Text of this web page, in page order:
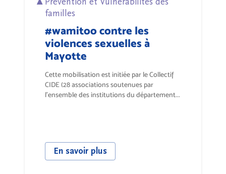
familles
#wamitoo contre les
violences sexuelles à
Mayotte
Cette mobilisation est initiée par le Collectif
CIDE (28 associations soutenues par
l'ensemble des institutions du département...
En savoir plus